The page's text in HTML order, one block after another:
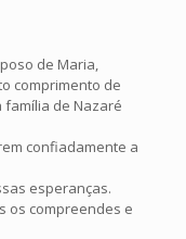
de Maria,
comprimento de
de Nazaré
confiadamente a
esperanças.
os compreendes e